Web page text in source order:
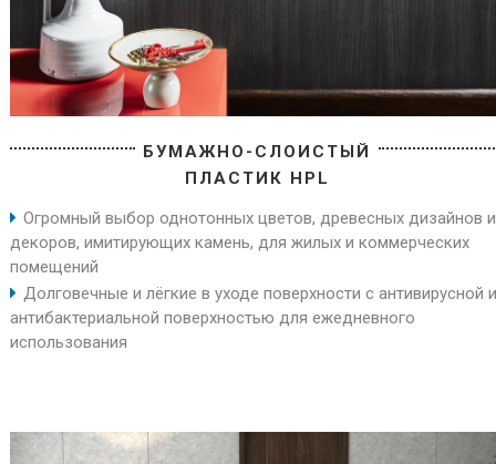
БУМАЖНО-СЛОИСТЫЙ
ПЛАСТИК HPL
Огромный выбор однотонных цветов, древесных дизайнов и
декоров, имитирующих камень, для жилых и коммерческих
помещений
Долговечные и лёгкие в уходе поверхности с антивирусной и
антибактериальной поверхностью для ежедневного
использования